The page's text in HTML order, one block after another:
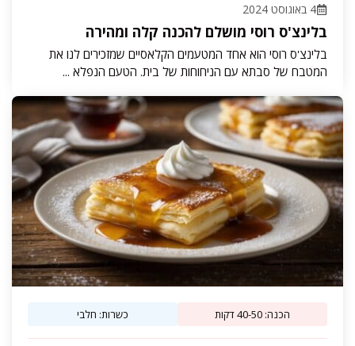
4 באוגוסט 2024
בלינצ'ס רוסי מושלם להכנה קלה ומהירה
בלינצ'ס רוסי הוא אחד המטעמים הקלאסיים שמזכירים לנו את
המטבח של סבתא עם הניחוחות של בית. הטעם הנפלא ...
הכנה: 40-50 דקות כשרות: חלבי